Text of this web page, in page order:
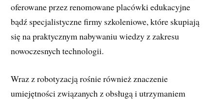
oferowane przez renomowane placówki edukacyjne
bądź specjalistyczne firmy szkoleniowe, które skupiają
się na praktycznym nabywaniu wiedzy z zakresu
nowoczesnych technologii.
Wraz z robotyzacją rośnie również znaczenie
umiejętności związanych z obsługą i utrzymaniem